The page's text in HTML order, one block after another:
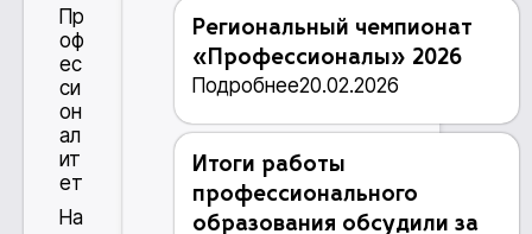
Пр
оф
ес
си
он
ал
ит
ет
На
Региональный чемпионат
«Профессионалы» 2026
Подробнее20.02.2026
Итоги работы
профессионального
образования обсудили за